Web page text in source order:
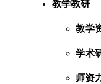
教学教研
教学
学术
师资